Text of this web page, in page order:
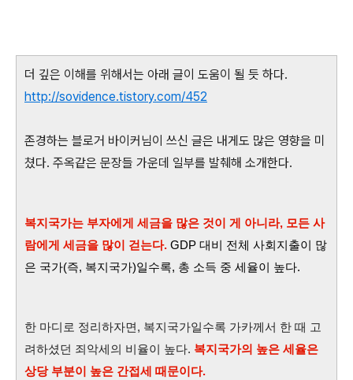
더 깊은 이해를 위해서는 아래 글이 도움이 될 듯 하다.
http://sovidence.tistory.com/452
존경하는 블로거 바이커님이 쓰신 글은 내게도 많은 영향을 미
쳤다. 주옥같은 문장들 가운데 일부를 발췌해 소개한다.
복지국가는 부자에게 세금을 많은 것이 게 아니라, 모든 사
람에게 세금을 많이 걷는다. GDP 대비 전체 사회지출이 많
은 국가(즉, 복지국가)일수록, 총 소득 중 세율이 높다.
한 마디로 정리하자면, 복지국가일수록 가카께서 한 때 고
려하셨던 죄악세의 비율이 높다. 복지국가의 높은 세율은
상당 부분이 높은 간접세 때문이다.